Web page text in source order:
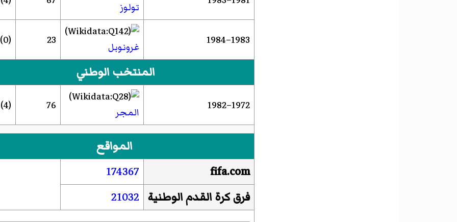
تولوز
1983–1984 غرونوبل 23
(0)
المنتخب الوطني
1972–1982 المجر 76
(4)
المواقع
fifa.com
174367
فرق كرة القدم الوطنية 21032